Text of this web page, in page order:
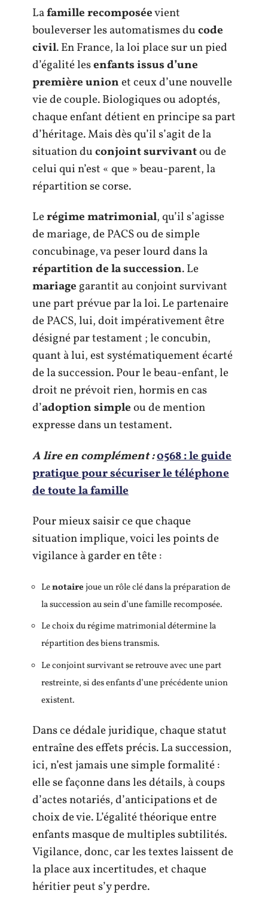
Lafamille recomposéevient
bouleverser les automatismes ducode
civil. En France, la loi place sur un pied
d’égalité lesenfants issus d’une
première unionet ceux d’une nouvelle
vie de couple. Biologiques ou adoptés,
chaque enfant détient en principe sa part
d’héritage. Mais dès qu’il s’agit de la
situation duconjoint survivantou de
celui qui n’est « que » beau-parent, la
répartition se corse.
Lerégime matrimonial, qu’il s’agisse
de mariage, de PACS ou de simple
concubinage, va peser lourd dans la
répartition de la succession. Le
mariage garantit au conjoint survivant
une part prévue par la loi. Le partenaire
de PACS, lui, doit impérativement être
désigné par testament ; le concubin,
quant à lui, est systématiquement écarté
de la succession. Pour le beau-enfant, le
droit ne prévoit rien, hormis en cas
d’adoption simpleou de mention
expresse dans un testament.
A lire en complément :0568 : le guide
pratique pour sécuriser le téléphone
de toute la famille
Pour mieux saisir ce que chaque
situation implique, voici les points de
vigilance à garder en tête :
Lenotairejoue un rôle clé dans la préparation de
la succession au sein d’une famille recomposée.
Le choix du régime matrimonial détermine la
répartition des biens transmis.
Le conjoint survivant se retrouve avec une part
restreinte, si des enfants d’une précédente union
existent.
Dans ce dédale juridique, chaque statut
entraîne des effets précis. La succession,
ici, n’est jamais une simple formalité :
elle se façonne dans les détails, à coups
d’actes notariés, d’anticipations et de
choix de vie. L’égalité théorique entre
enfants masque de multiples subtilités.
Vigilance, donc, car les textes laissent de
la place aux incertitudes, et chaque
héritier peut s’y perdre.